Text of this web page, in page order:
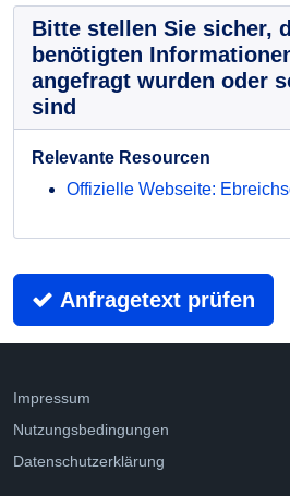
Bitte stellen Sie sicher,
benötigten
angefragt wurden oder
sind
Relevante Resourcen
Offizielle Webseite:
Anfragetext prüfen
Impressum
Nutzungsbedingungen
Datenschutzerklärung